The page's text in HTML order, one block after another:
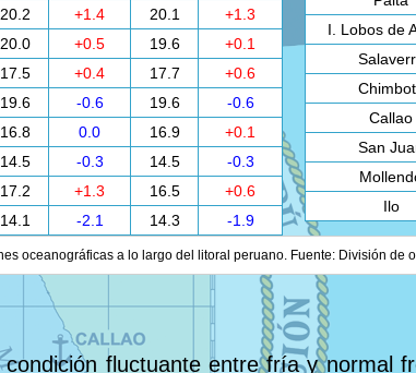
20.2 +1.4 20.1
+1.3
20.0 +0.5 19.6
+0.1
17.5 +0.4 17.7
+0.6
19.6 -0.6 19.6
-0.6
16.8 0.0 16.9
+0.1
14.5 -0.3 14.5
-0.3
17.2 +1.3 16.5
+0.6
14.1 -2.1 14.3 -1.9
I. Lobos de
Callao
San
Ilo
oceanográficas a lo largo del litoral peruano. Fuente: División de
fluctuante entre fría y normal